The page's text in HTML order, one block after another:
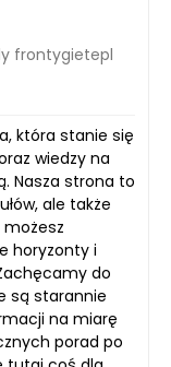
frontygietepl
która stanie się
wiedzy na
Nasza strona to
ale także
horyzonty i
do
są starannie
na miarę
porad po